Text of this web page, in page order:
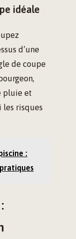
idéale
d’une
de coupe
pluie et
risques
: